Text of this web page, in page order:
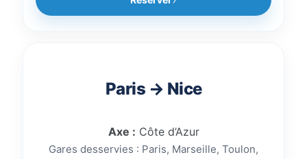
Paris → Nice
Axe : Côte d’Azur
Gares desservies : Paris, Marseille, Toulon,